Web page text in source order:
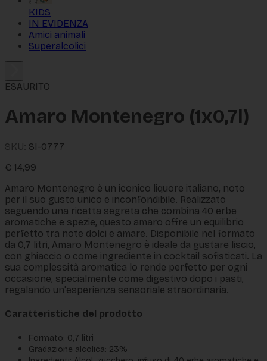
KIDS
IN EVIDENZA
Amici animali
Superalcolici
ESAURITO
Amaro Montenegro (1x0,7l)
SKU: SI-0777
€ 14,99
Amaro Montenegro è un iconico liquore italiano, noto
per il suo gusto unico e inconfondibile. Realizzato
seguendo una ricetta segreta che combina 40 erbe
aromatiche e spezie, questo amaro offre un equilibrio
perfetto tra note dolci e amare. Disponibile nel formato
da 0,7 litri, Amaro Montenegro è ideale da gustare liscio,
con ghiaccio o come ingrediente in cocktail sofisticati. La
sua complessità aromatica lo rende perfetto per ogni
occasione, specialmente come digestivo dopo i pasti,
regalando un'esperienza sensoriale straordinaria.
Caratteristiche del prodotto
Formato: 0,7 litri
Gradazione alcolica: 23%